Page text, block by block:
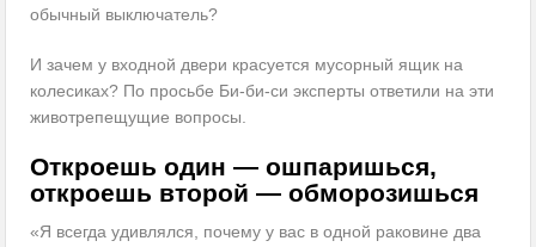
обычный выключатель?
И зачем у входной двери красуется мусорный ящик на
колесиках? По просьбе Би-би-си эксперты ответили на эти
животрепещущие вопросы.
Откроешь один — ошпаришься,
откроешь второй — обморозишься
«Я всегда удивлялся, почему у вас в одной раковине два